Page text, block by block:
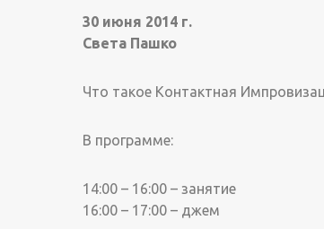
30 июня 2014 г.
Света Пашко
Что такое Контактная
В программе:
14:00 – 16:00 – занятие
16:00 – 17:00 – джем